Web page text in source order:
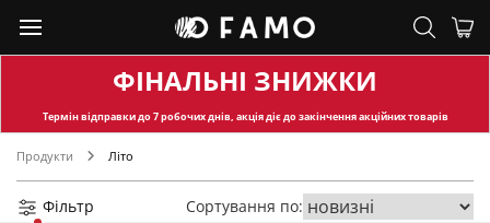
ФІНАЛЬНІ ЗНИЖКИ
Термін відправкидо 7 робочих днів, акція діє до закінчення акційних товарів
Продукти Літо
Фільтр
Сортування по: